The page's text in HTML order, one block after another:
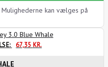
kan vælges på
67,35 KR.